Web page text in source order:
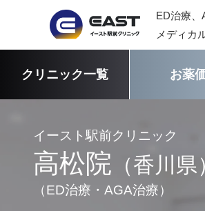
ED治療、
メディカ
クリニック一覧 お薬
イースト駅前クリニック
高松院 （香川県
（ED治療・AGA治療）